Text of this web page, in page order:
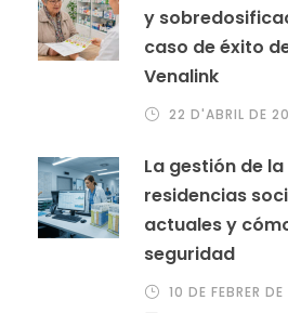
y
caso de éxito
Venalink
22 D'ABRIL DE
La gestión de
residencias
actuales y
seguridad
10 DE FEBRER